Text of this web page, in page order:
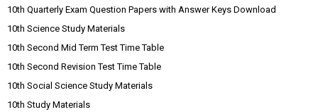
10th Quarterly Exam Question Papers with Answer Keys Download
10th Science Study Materials
10th Second Mid Term Test Time Table
10th Second Revision Test Time Table
10th Social Science Study Materials
10th Study Materials